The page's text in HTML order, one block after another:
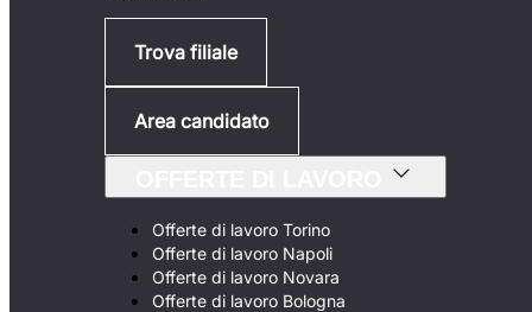
Trova filiale
Area candidato
Offerte di lavoro Torino
Offerte di lavoro Napoli
Offerte di lavoro Novara
Offerte di lavoro Bologna